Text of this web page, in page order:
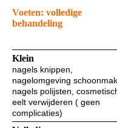
Voeten: volledige
behandeling
Klein
nagels knippen,
nagelomgeving
nagels polijsten,
eelt verwijderen ( geen
complicaties)